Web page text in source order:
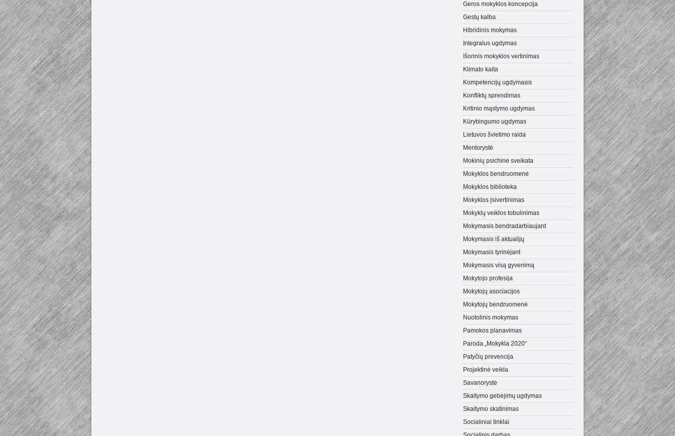
Geros mokyklos koncepcija
Gestų kalba
Hibridinis mokymas
Integralus ugdymas
Išorinis mokyklos vertinimas
Klimato kaita
Kompetencijų ugdymasis
Konfliktų sprendimas
Kritinio mąstymo ugdymas
Kūrybingumo ugdymas
Lietuvos švietimo raida
Mentorystė
Mokinių psichinė sveikata
Mokyklos bendruomenė
Mokyklos biblioteka
Mokyklos įsivertinimas
Mokyklų veiklos tobulinimas
Mokymasis bendradarbiaujant
Mokymasis iš aktualijų
Mokymasis tyrinėjant
Mokymasis visą gyvenimą
Mokytojo profesija
Mokytojų asociacijos
Mokytojų bendruomenė
Nuotolinis mokymas
Pamokos planavimas
Paroda „Mokykla 2020“
Patyčių prevencija
Projektinė veikla
Savanorystė
Skaitymo gebėjimų ugdymas
Skaitymo skatinimas
Socialiniai tinklai